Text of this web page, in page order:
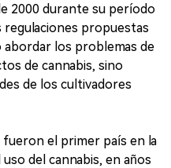
2000 durante su período
regulaciones propuestas
los problemas de
de cannabis, sino
de los cultivadores
fueron el primer país en la
del cannabis, en años